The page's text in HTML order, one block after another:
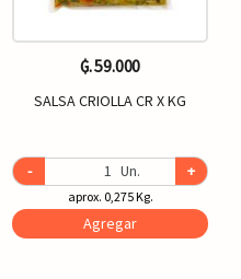
₲. 59.000
SALSA CRIOLLA CR X KG
- Un. +
aprox. 0,275 Kg.
Agregar